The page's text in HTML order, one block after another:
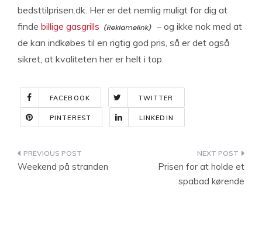
bedsttilprisen.dk. Her er det nemlig muligt for dig at
finde billige gasgrills
– og ikke nok med at
de kan indkøbes til en rigtig god pris, så er det også
sikret, at kvaliteten her er helt i top.
FACEBOOK TWITTER
PINTEREST LINKEDIN
Indlægsnavigation
Weekend på stranden
Prisen for at holde et
spabad kørende